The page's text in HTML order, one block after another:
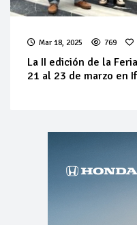
Mar 18, 2025 769
La II edición de la
21 al 23 de marzo en